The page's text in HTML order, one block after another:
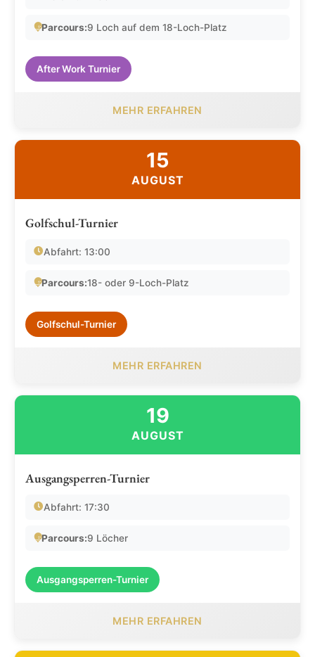
Parcours:9 Loch auf dem 18-Loch-Platz
After Work Turnier
MEHR ERFAHREN
15
AUGUST
Golfschul-Turnier
Abfahrt: 13:00
Parcours:18- oder 9-Loch-Platz
Golfschul-Turnier
MEHR ERFAHREN
19
AUGUST
Ausgangsperren-Turnier
Abfahrt: 17:30
Parcours:9 Löcher
Ausgangsperren-Turnier
MEHR ERFAHREN